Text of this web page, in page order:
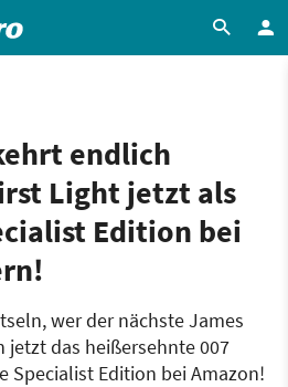
endlich
Light jetzt als
Edition bei
wer der nächste James
jetzt das heißersehnte 007
Specialist Edition bei Amazon!